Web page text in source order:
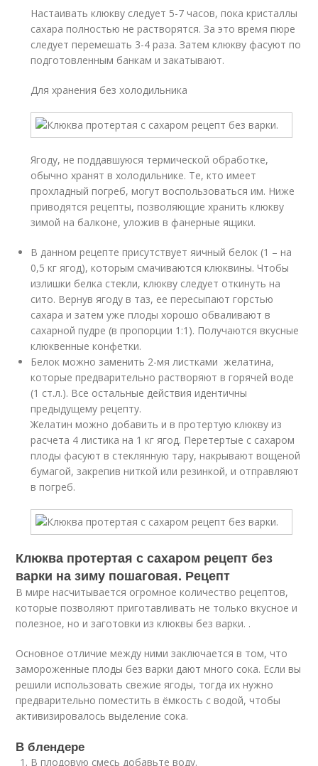
Настаивать клюкву следует 5-7 часов, пока кристаллы
сахара полностью не растворятся. За это время пюре
следует перемешать 3-4 раза. Затем клюкву фасуют по
подготовленным банкам и закатывают.
Для хранения без холодильника
Ягоду, не поддавшуюся термической обработке,
обычно хранят в холодильнике. Те, кто имеет
прохладный погреб, могут воспользоваться им. Ниже
приводятся рецепты, позволяющие хранить клюкву
зимой на балконе, уложив в фанерные ящики.
В данном рецепте присутствует яичный белок (1 – на
0,5 кг ягод), которым смачиваются клюквины. Чтобы
излишки белка стекли, клюкву следует откинуть на
сито. Вернув ягоду в таз, ее пересыпают горстью
сахара и затем уже плоды хорошо обваливают в
сахарной пудре (в пропорции 1:1). Получаются вкусные
клюквенные конфетки.
Белок можно заменить 2-мя листками желатина,
которые предварительно растворяют в горячей воде
(1 ст.л.). Все остальные действия идентичны
предыдущему рецепту.
Желатин можно добавить и в протертую клюкву из
расчета 4 листика на 1 кг ягод. Перетертые с сахаром
плоды фасуют в стеклянную тару, накрывают вощеной
бумагой, закрепив ниткой или резинкой, и отправляют
в погреб.
Клюква протертая с сахаром рецепт без
варки на зиму пошаговая. Рецепт
В мире насчитывается огромное количество рецептов,
которые позволяют приготавливать не только вкусное и
полезное, но и заготовки из клюквы без варки. .
Основное отличие между ними заключается в том, что
замороженные плоды без варки дают много сока. Если вы
решили использовать свежие ягоды, тогда их нужно
предварительно поместить в ёмкость с водой, чтобы
активизировалось выделение сока.
В блендере
В плодовую смесь добавьте воду.